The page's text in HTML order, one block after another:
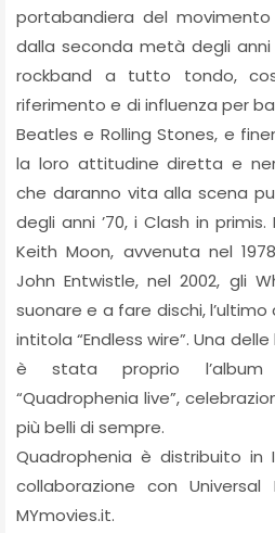
portabandiera del
dalla seconda metà degli anni
rockband a tutto tondo,
riferimento e di influenza per
Beatles e Rolling Stones, e
la loro attitudine diretta e
che daranno vita alla scena
degli anni ’70, i Clash in
Keith Moon, avvenuta nel
John Entwistle, nel 2002, gli
suonare e a fare dischi,
intitola “Endless wire”. Una
è stata proprio
“Quadrophenia live”,
più belli di sempre.
Quadrophenia è distribuito in
collaborazione con Universal
MYmovies.it.